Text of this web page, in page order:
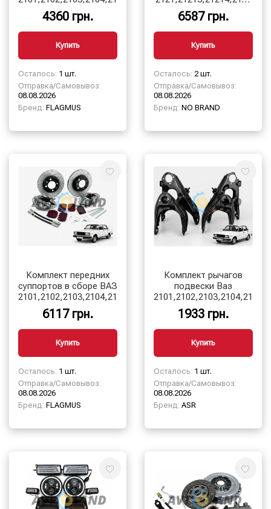
4360 грн.
Купить
Осталось: 1 шт.
Отправка/Самовывоз:
08.08.2026
Бренд: FLAGMUS
(суппорта,колодки,диски
торм,шланг торм)
6587 грн.
Купить
Осталось: 2 шт.
Отправка/Самовывоз:
08.08.2026
Бренд: NO BRAND
Комплект передних
суппортов в сборе ВАЗ
2101,2102,2103,2104,2105,2106,2107
6117 грн.
Купить
Осталось: 1 шт.
Отправка/Самовывоз:
08.08.2026
Бренд: FLAGMUS
Комплект рычагов
подвески Ваз
1933 грн.
Купить
Осталось: 1 шт.
Отправка/Самовывоз:
08.08.2026
Бренд: ASR